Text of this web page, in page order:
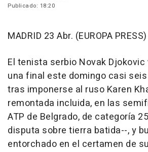
Publicado: 18:20
MADRID 23 Abr. (EUROPA
El tenista serbio Novak
una final este domingo casi
tras imponerse al ruso Karen
remontada incluida, en las
ATP de Belgrado, de categoría
disputa sobre tierra batida--, y
entorchado en el certamen de